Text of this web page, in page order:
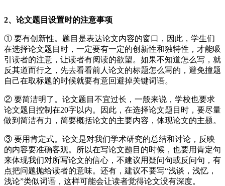
2、论文题目设置时的注意事项
① 要有创新性。题目是表达论文内容的窗口，因此，学生们
在选择论文题目时，一定要有一定的创新性和独特性，才能吸
引读者的注意，让读者有阅读的欲望。如果不知道怎么写，就
反其道而行之，先去看看前人论文的标题怎么写的，避免撞题
自己在取标题的时候就要有意回避掉关键词语。
② 要简洁明了。论文题目不宜过长，一般来说，学校也要求
论文题目控制在20字以内。因此，在选择论文题目时，要尽量
做到简洁有力，简要概括论文的主要内容，体现论文的主题。
③ 要用肯定式。论文是对我们学术研究的总结和讨论，反映
的内容要准确客观。所以在写论文题目的时候，也要用肯定句
来体现我们对所写论文的信心，不建议用疑问句或反问句，有
点把问题抛给读者的意味。还有，建议不要写“浅谈，浅忆，
浅论”类似词语，这样可能会让读者觉得论文没有深度。